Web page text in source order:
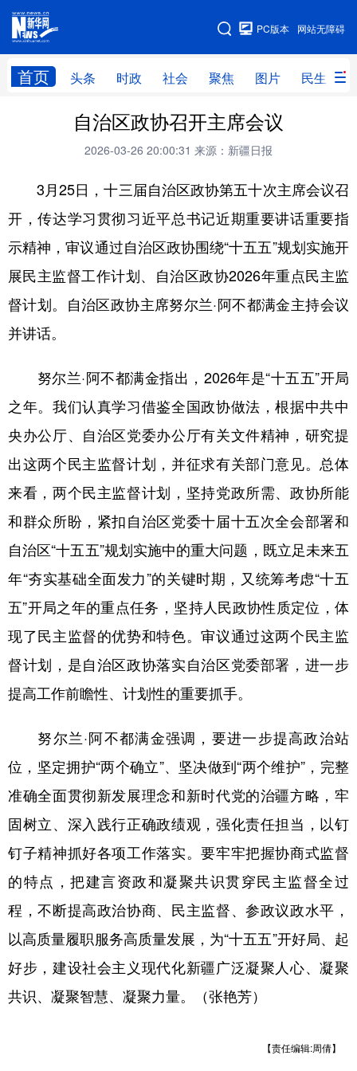
网站无障碍
PC版本
首页 头条 时政 社会 聚焦 图片 民生
网站地图
时政 社会
民生 访谈
访惠聚 专题 服务 援疆
云游新疆 云端悦读 云看书画 光影新疆
人事频道 融媒体联播 廉政频道 新华视角看新疆
地方频道
辽宁 吉林 上海 江苏
浙江 安徽 福建 江西
广东 广西 海南 重庆
四川 贵州 云南 西藏
陕西 甘肃 青海 宁夏
新疆 内蒙古 黑龙江
多语种频道
Deutsch Português
自治区政协召开主席会议
2026-03-26 20:00:31 来源：新疆日报
3月25日，十三届自治区政协第五十次主席会议召
开，传达学习贯彻习近平总书记近期重要讲话重要指
示精神，审议通过自治区政协围绕“十五五”规划实施开
展民主监督工作计划、自治区政协2026年重点民主监
督计划。自治区政协主席努尔兰·阿不都满金主持会议
并讲话。
努尔兰·阿不都满金指出，2026年是“十五五”开局
之年。我们认真学习借鉴全国政协做法，根据中共中
央办公厅、自治区党委办公厅有关文件精神，研究提
出这两个民主监督计划，并征求有关部门意见。总体
来看，两个民主监督计划，坚持党政所需、政协所能
和群众所盼，紧扣自治区党委十届十五次全会部署和
自治区“十五五”规划实施中的重大问题，既立足未来五
年“夯实基础全面发力”的关键时期，又统筹考虑“十五
五”开局之年的重点任务，坚持人民政协性质定位，体
现了民主监督的优势和特色。审议通过这两个民主监
督计划，是自治区政协落实自治区党委部署，进一步
提高工作前瞻性、计划性的重要抓手。
努尔兰·阿不都满金强调，要进一步提高政治站
位，坚定拥护“两个确立”、坚决做到“两个维护”，完整
准确全面贯彻新发展理念和新时代党的治疆方略，牢
固树立、深入践行正确政绩观，强化责任担当，以钉
钉子精神抓好各项工作落实。要牢牢把握协商式监督
的特点，把建言资政和凝聚共识贯穿民主监督全过
程，不断提高政治协商、民主监督、参政议政水平，
以高质量履职服务高质量发展，为“十五五”开好局、起
好步，建设社会主义现代化新疆广泛凝聚人心、凝聚
共识、凝聚智慧、凝聚力量。（张艳芳）
【责任编辑:周倩】